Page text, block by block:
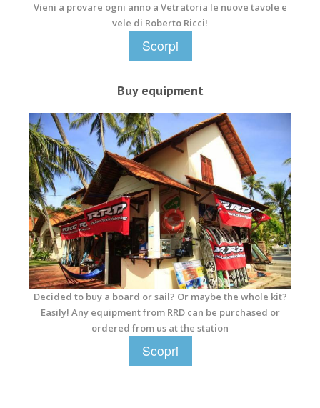
Vieni a provare ogni anno a Vetratoria le nuove tavole e
vele di Roberto Ricci!
Scorpi
Buy equipment
07_13_0.jpg
Decided to buy a board or sail? Or maybe the whole kit?
Easily! Any equipment from RRD can be purchased or
ordered from us at the station
Scopri